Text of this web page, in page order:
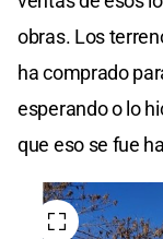
obras. Los
ha comprado
esperando o lo
que eso se fue